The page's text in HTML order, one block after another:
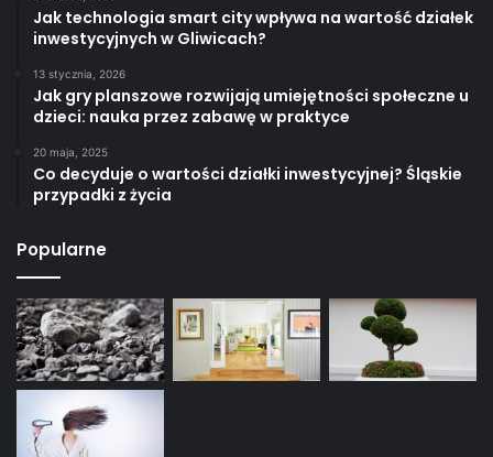
Jak technologia smart city wpływa na wartość działek
inwestycyjnych w Gliwicach?
13 stycznia, 2026
Jak gry planszowe rozwijają umiejętności społeczne u
dzieci: nauka przez zabawę w praktyce
20 maja, 2025
Co decyduje o wartości działki inwestycyjnej? Śląskie
przypadki z życia
Popularne